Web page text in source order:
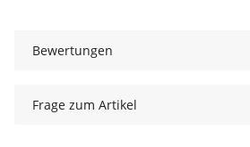
Bewertungen
Frage zum Artikel